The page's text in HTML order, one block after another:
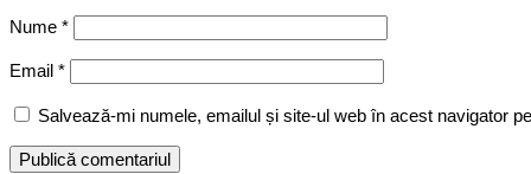
Nume *
Email *
Salvează-mi numele, emailul și site-ul web în acest navigator